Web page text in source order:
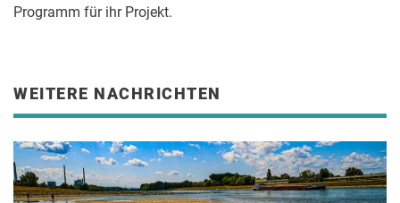
Programm für ihr Projekt.
WEITERE NACHRICHTEN